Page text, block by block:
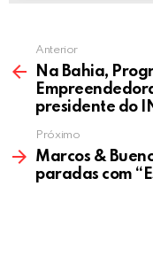
Anterior
Na Bahia,
presidente do
Próximo
Marcos &
paradas com